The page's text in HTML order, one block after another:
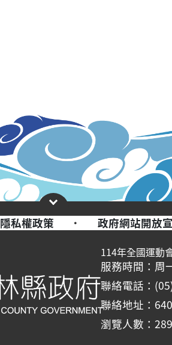
隱私權政策 ·
政府網站開放
114年全國運動
服務時間：周
聯絡電話：
聯絡地址：
瀏覽人數：